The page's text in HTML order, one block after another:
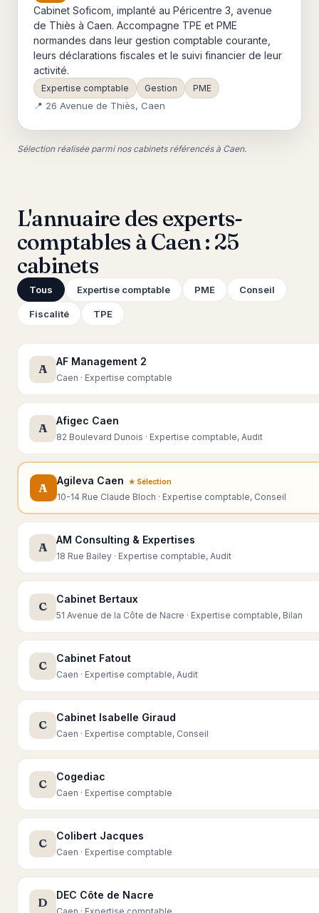
Cabinet Soficom, implanté au Péricentre 3, avenue
de Thiès à Caen. Accompagne TPE et PME
normandes dans leur gestion comptable courante,
leurs déclarations fiscales et le suivi financier de leur
activité.
Expertise comptable Gestion PME
📍 26 Avenue de Thiès, Caen
Sélection réalisée parmi nos cabinets référencés à Caen.
L'annuaire des experts-
comptables à Caen : 25
cabinets
Tous Expertise comptable PME Conseil
Fiscalité TPE
A
AF Management 2
Caen · Expertise comptable
A
Afigec Caen
82 Boulevard Dunois · Expertise comptable, Audit
A
Agileva Caen ★ Sélection
10-14 Rue Claude Bloch · Expertise comptable, Conseil
A
AM Consulting & Expertises
18 Rue Bailey · Expertise comptable, Audit
C
Cabinet Bertaux
51 Avenue de la Côte de Nacre · Expertise comptable, Bilan
C
Cabinet Fatout
Caen · Expertise comptable, Audit
C
Cabinet Isabelle Giraud
Caen · Expertise comptable, Conseil
C
Cogediac
Caen · Expertise comptable
C
Colibert Jacques
Caen · Expertise comptable
D
DEC Côte de Nacre